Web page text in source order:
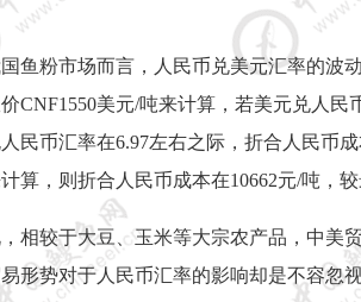
鱼粉市场而言，人民币兑美元汇率的波
CNF1550美元/吨来计算，若美元兑人民
民币汇率在6.97左右之际，折合人民币
算，则折合人民币成本在10662元/吨，
相较于大豆、玉米等大宗农产品，中美
形势对于人民币汇率的影响却是不容忽